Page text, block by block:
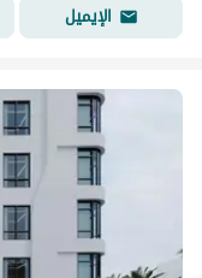
الإيميل